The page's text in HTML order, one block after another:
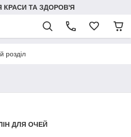
КРАСИ ТА ЗДОРОВ'Я
розділ
ДЛЯ ОЧЕЙ